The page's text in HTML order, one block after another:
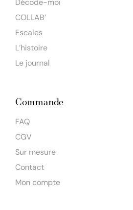
Décode-moi
COLLAB’
Escales
L’histoire
Le journal
Commande
FAQ
CGV
Sur mesure
Contact
Mon compte